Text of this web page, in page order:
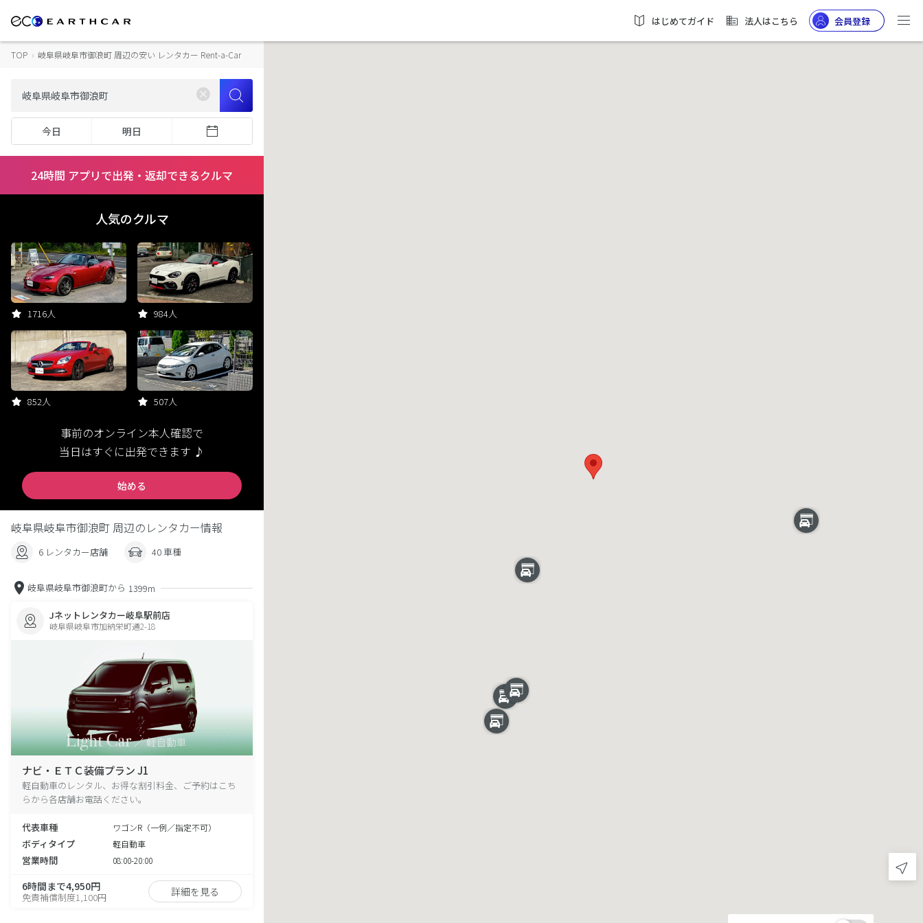
はじめてガイド 法人はこちら 会員登録
TOP › 岐阜県岐阜市御浪町 周辺の安い レンタカー Rent-a-Car
今日 明日
24時間 アプリで出発・返却できるクルマ
人気のクルマ
1716人 984人
852人 507人
事前のオンライン本人確認で
当日はすぐに出発できます ♪
始める
岐阜県岐阜市御浪町 周辺のレンタカー情報
6 レンタカー店舗 40 車種
岐阜県岐阜市御浪町から 1399m
Jネットレンタカー岐阜駅前店
岐阜県岐阜市加納栄町通2-18
ナビ・ＥＴＣ装備プラン J1
軽自動車のレンタル、お得な割引料金、ご予約はこち
らから各店舗お電話ください。
代表車種 ワゴンR（一例／指定不可）
ボディタイプ 軽自動車
営業時間 08:00-20:00
6時間まで4,950円
免責補償制度1,100円 詳細を見る